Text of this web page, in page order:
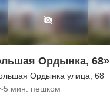
Ордынка, 68»
Ордынка улица, 68
мин. пешком